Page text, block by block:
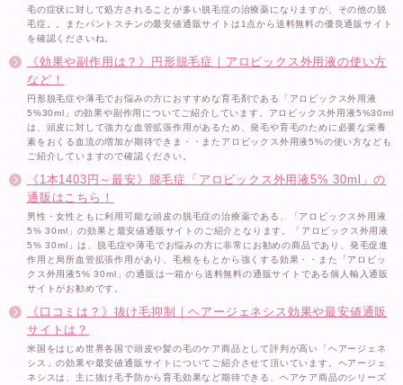
毛の症状に対して処方されることが多い脱毛症の治療薬になりますが、その他の脱
毛症。。またパントスチンの最安値通販サイトは1点から送料無料の優良通販サイト
を確認くださいね。
《効果や副作用は？》円形脱毛症｜アロビックス外用液の使い方
など！
円形脱毛症や薄毛でお悩みの方におすすめな育毛剤である「アロビックス外用液
5%30ml」の効果や副作用についてご紹介しています。アロビックス外用液5%30ml
は、頭皮に対して強力な血管拡張作用があるため、発毛や育毛のために必要な栄養
素をおくる血流の増加が期待できま・・またアロビックス外用液5%の使い方なども
ご紹介していますので確認ください。
《1本1403円～最安》脱毛症「アロビックス外用液5% 30ml」の
通販はこちら！
男性・女性ともに利用可能な頭皮の脱毛症の治療薬である、「アロビックス外用液
5% 30ml」の効果と最安値通販サイトのご紹介となります。「アロビックス外用液
5% 30ml」は、脱毛症や薄毛でお悩みの方に非常にお勧めの商品であり、発毛促進
作用と局所血管拡張作用があり、毛根をもとから強くする効果・・また「アロビッ
クス外用液5% 30ml」の通販は一箱から送料無料の通販サイトである個人輸入通販
サイトがお勧めです。
《口コミは？》抜け毛抑制｜ヘアージェネシス効果や最安値通販
サイトは？
米国をはじめ世界各国で頭皮や髪の毛のケア商品として評判が高い「ヘアージェネ
シス」の効果や最安値通販サイトについてご紹介させて頂いています。ヘアージェ
ネシスは、主に抜け毛予防から育毛効果など期待できる、ヘアケア商品のシリーズ